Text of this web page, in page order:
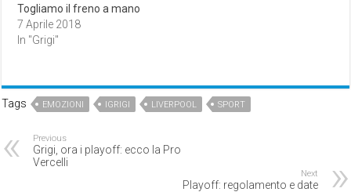
Togliamo il freno a mano
7 Aprile 2018
In "Grigi"
Tags EMOZIONI IGRIGI LIVERPOOL SPORT
Previous
Grigi, ora i playoff: ecco la Pro
Vercelli
Next
Playoff: regolamento e date